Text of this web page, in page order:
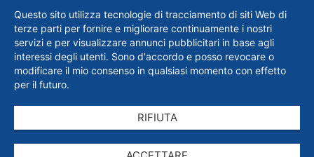
Questo sito utilizza tecnologie di tracciamento di siti Web di
terze parti per fornire e migliorare continuamente i nostri
servizi e per visualizzare annunci pubblicitari in base agli
interessi degli utenti. Sono d'accordo e posso revocare o
modificare il mio consenso in qualsiasi momento con effetto
per il futuro.
RIFIUTA